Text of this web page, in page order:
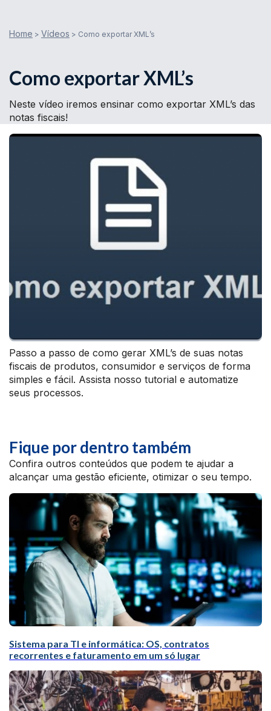
Home > Vídeos > Como exportar XML’s
Como exportar XML’s
Neste vídeo iremos ensinar como exportar XML’s das
notas fiscais!
Passo a passo de como gerar XML’s de suas notas
fiscais de produtos, consumidor e serviços de forma
simples e fácil. Assista nosso tutorial e automatize
seus processos.
Fique por dentro também
Confira outros conteúdos que podem te ajudar a
alcançar uma gestão eficiente, otimizar o seu tempo.
Sistema para TI e informática: OS, contratos
recorrentes e faturamento em um só lugar